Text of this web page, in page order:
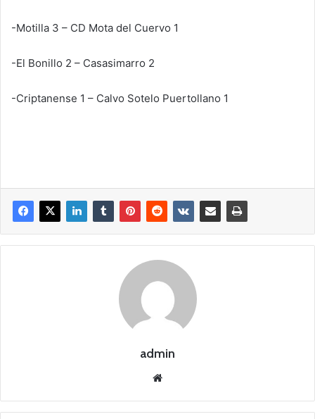
-Motilla 3 – CD Mota del Cuervo 1
-El Bonillo 2 – Casasimarro 2
-Criptanense 1 – Calvo Sotelo Puertollano 1
admin
we